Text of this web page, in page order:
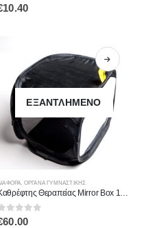
out of 5
10.40
ΕΞΑΝΤΛΗΜΈΝΟ
, ΌΡΓΑΝΑ ΓΥΜΝΑΣΤΙΚΉΣ
Καθρέφτης Θεραπείας Mirror Box 101630 KALOUSOS
out of 5
60.00